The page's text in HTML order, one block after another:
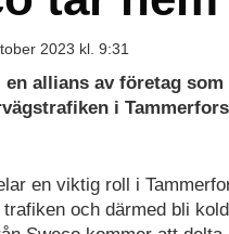
2023 kl. 9:31
en allians av företag
i
en viktig roll i
och därmed bli